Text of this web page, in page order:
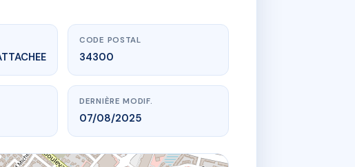
CODE POSTAL
34300
DERNIÈRE MODIF.
07/08/2025